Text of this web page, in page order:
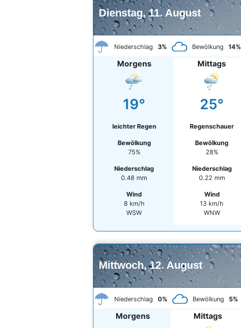
Dienstag, 11. August
Niederschlag 3% Bewölkung 14%
Morgens
19°
leichter Regen
Bewölkung
75%
Niederschlag
0.48 mm
Wind
8 km/h
WSW
Mittags
25°
Regenschauer
Bewölkung
28%
Niederschlag
0.22 mm
Wind
13 km/h
WNW
Mittwoch, 12. August
Niederschlag 0% Bewölkung 5%
Morgens Mittags